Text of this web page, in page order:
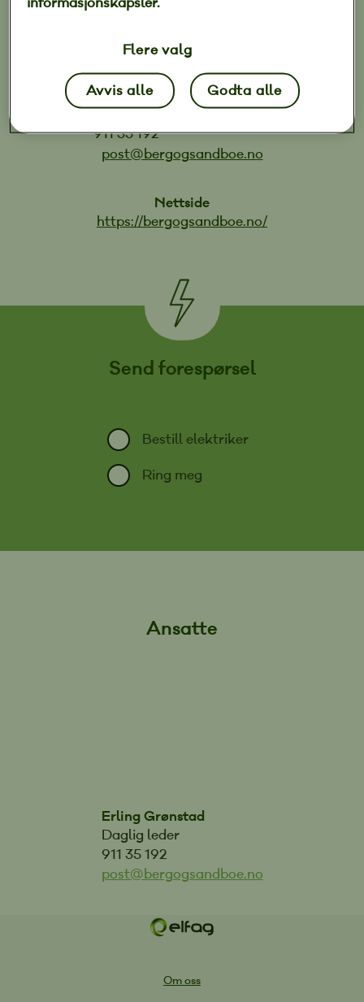
Smalvollveien 44
Kontakt
911 35 192
post@bergogsandboe.no
Nettside
https://bergogsandboe.no/
Send forespørsel
Bestill elektriker
Ring meg
Ansatte
Erling Grønstad
Daglig leder
911 35 192
post@bergogsandboe.no
Om oss
Flere valg
Avvis alle Godta alle